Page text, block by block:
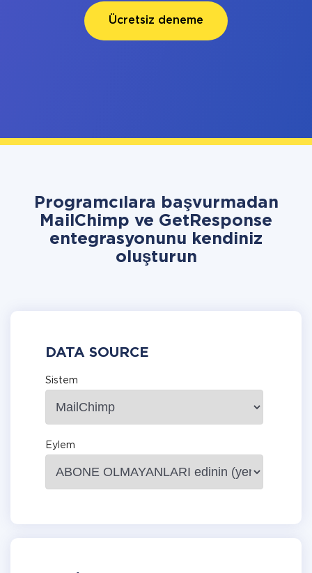
Ücretsiz deneme
Programcılara başvurmadan
MailChimp ve GetResponse
entegrasyonunu kendiniz
oluşturun
DATA SOURCE
Sistem
Eylem